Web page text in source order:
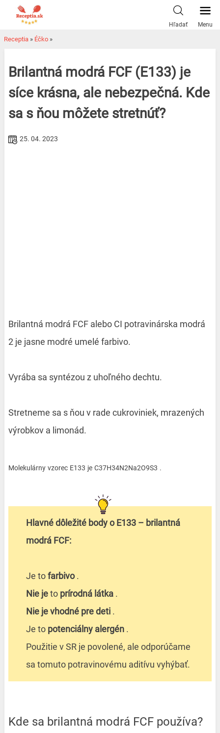
Hľadať Menu
Receptia » Éčko »
Brilantná modrá FCF (E133) je
síce krásna, ale nebezpečná. Kde
sa s ňou môžete stretnúť?
25. 04. 2023
Brilantná modrá FCF alebo CI potravinárska modrá
2 je jasne modré umelé farbivo.
Vyrába sa syntézou z uhoľného dechtu.
Stretneme sa s ňou v rade cukroviniek, mrazených
výrobkov a limonád.
Molekulárny vzorec E133 je C37H34N2Na2O9S3 .
Hlavné dôležité body o E133 – brilantná
modrá FCF:
Je tofarbivo.
Nie jeto prírodná látka.
Nie je vhodné pre deti.
Je to potenciálny alergén.
Použitie v SR je povolené, ale odporúčame
sa tomuto potravinovému aditívu vyhýbať.
Kde sa brilantná modrá FCF používa?